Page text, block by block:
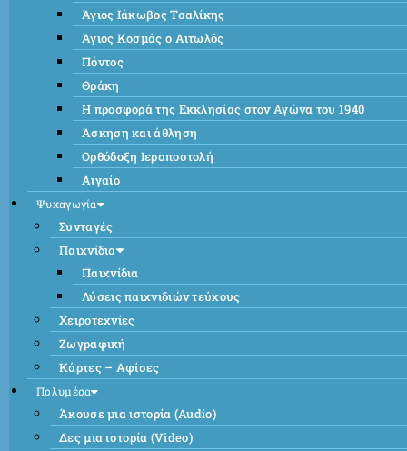
Άγιος Ιάκωβος Τσαλίκης
Άγιος Κοσμάς ο Αιτωλός
Πόντος
Θράκη
Η προσφορά της Εκκλησίας στον Αγώνα του 1940
Άσκηση και άθληση
Ορθόδοξη Ιεραποστολή
Αιγαίο
Ψυχαγωγία
Συνταγές
Παιχνίδια
Παιχνίδια
Λύσεις παιχνιδιών τεύχους
Χειροτεχνίες
Ζωγραφική
Κάρτες – Αφίσες
Πολυμέσα
Άκουσε μια ιστορία (Audio)
Δες μια ιστορία (Video)